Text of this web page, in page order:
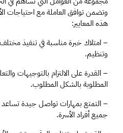
هذه المعايير:
وتنظيم.
المطلوبة بالشكل المطلوب.
جميع أفراد الأسرة.